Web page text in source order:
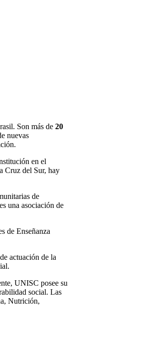
Son más de 20
nuevas
en el
Cruz del Sur, hay
de
una asociación de
de Enseñanza
actuación de la
UNISC posee su
social. Las
Nutrición,